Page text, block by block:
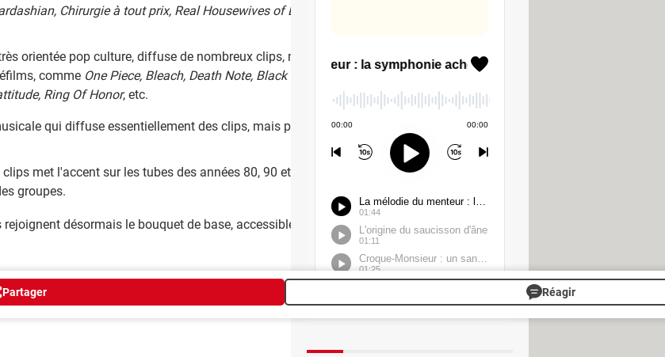
Chirurgie à tout prix, Real Housewives of Dubaï
orientée pop culture, diffuse de nombreux clips, mais propose également des séries
comme One Piece, Bleach, Death Note, Black Butler, Little Britain USA, Robot Chicken,
Ring Of Honor, etc.
qui diffuse essentiellement des clips, mais propose également quelques émissions
met l'accent sur les tubes des années 80, 90 et 2000, et propose également des
groupes.
désormais le bouquet de base, accessible sans abonnement pour tous les
Partager Réagir